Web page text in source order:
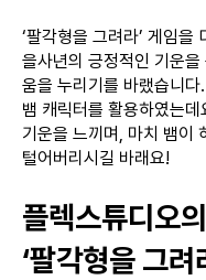
‘팔각형을 그려라’ 게임을
을사년의 긍정적인 기운
움을 누리기를 바랬습니
뱀 캐릭터를 활용하였는
기운을 느끼며, 마치 뱀이
털어버리시길 바래요!
플렉스튜디오
‘팔각형을 그려